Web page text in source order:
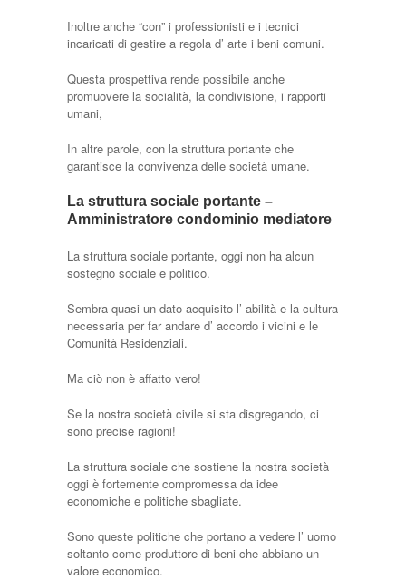
Inoltre anche “con” i professionisti e i tecnici
incaricati di gestire a regola d’ arte i beni comuni.
Questa prospettiva rende possibile anche
promuovere la socialità, la condivisione, i rapporti
umani,
In altre parole, con la struttura portante che
garantisce la convivenza delle società umane.
La struttura sociale portante –
Amministratore condominio mediatore
La struttura sociale portante, oggi non ha alcun
sostegno sociale e politico.
Sembra quasi un dato acquisito l’ abilità e la cultura
necessaria per far andare d’ accordo i vicini e le
Comunità Residenziali.
Ma ciò non è affatto vero!
Se la nostra società civile si sta disgregando, ci
sono precise ragioni!
La struttura sociale che sostiene la nostra società
oggi è fortemente compromessa da idee
economiche e politiche sbagliate.
Sono queste politiche che portano a vedere l’ uomo
soltanto come produttore di beni che abbiano un
valore economico.